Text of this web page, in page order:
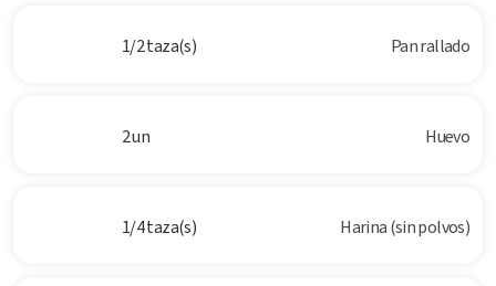
1/2 taza(s) Pan rallado
2 un Huevo
1/4 taza(s) Harina (sin polvos)